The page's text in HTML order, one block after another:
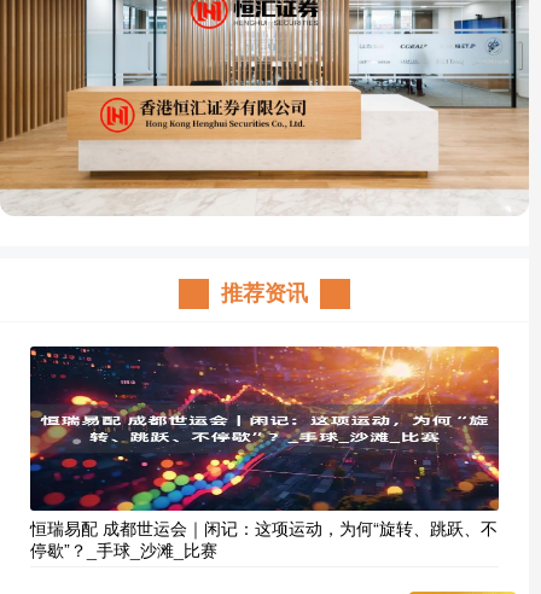
推荐资讯
恒瑞易配 成都世运会｜闲记：这项运动，为何“旋转、跳跃、不
停歇”？_手球_沙滩_比赛